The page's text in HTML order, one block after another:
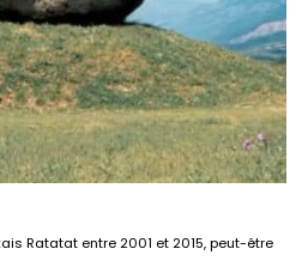
Ratatat entre 2001 et 2015, peut-être